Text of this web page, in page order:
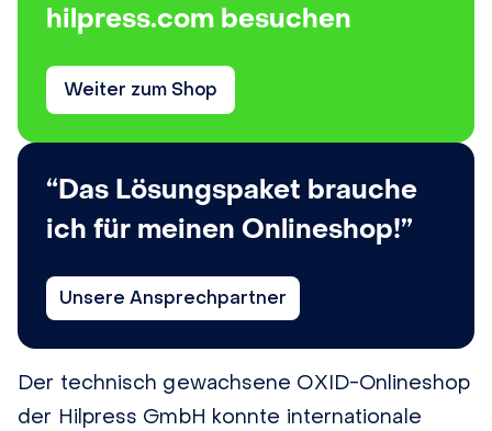
Der technisch gewachsene OXID-Onlineshop
der Hilpress GmbH konnte internationale
hilpress.com besuchen
Weiter zum Shop
“Das Lösungspaket brauche
ich für meinen Onlineshop!”
Unsere Ansprechpartner